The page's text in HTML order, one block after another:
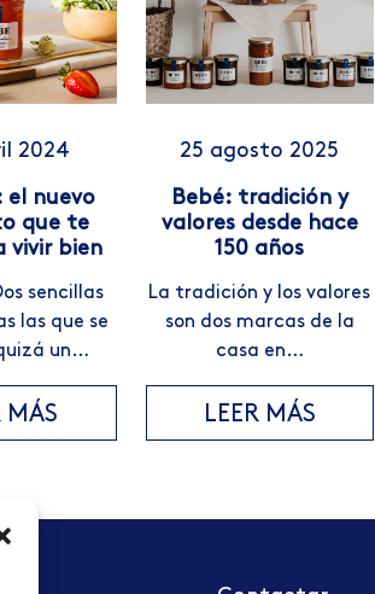
2024
el nuevo
que te
vivir bien
sencillas
las que se
un…
MÁS
25 agosto 2025
Bebé: tradición y
valores desde hace
150 años
La tradición y los valores
son dos marcas de la
casa en…
LEER MÁS